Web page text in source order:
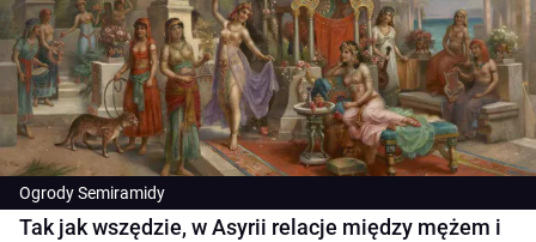
Ogrody Semiramidy
Tak jak wszędzie, w Asyrii relacje między mężem i